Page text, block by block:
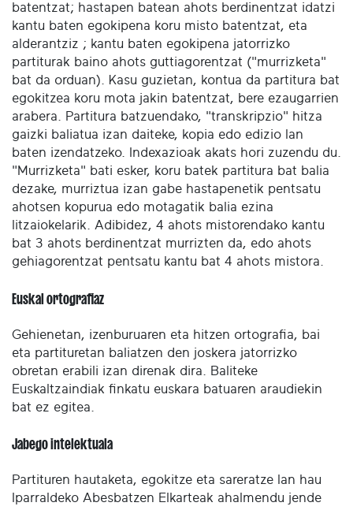
batentzat; hastapen batean ahots berdinentzat idatzi
kantu baten egokipena koru misto batentzat, eta
alderantziz ; kantu baten egokipena jatorrizko
partiturak baino ahots guttiagorentzat ("murrizketa"
bat da orduan). Kasu guzietan, kontua da partitura bat
egokitzea koru mota jakin batentzat, bere ezaugarrien
arabera. Partitura batzuendako, "transkripzio" hitza
gaizki baliatua izan daiteke, kopia edo edizio lan
baten izendatzeko. Indexazioak akats hori zuzendu du.
"Murrizketa" bati esker, koru batek partitura bat balia
dezake, murriztua izan gabe hastapenetik pentsatu
ahotsen kopurua edo motagatik balia ezina
litzaiokelarik. Adibidez, 4 ahots mistorendako kantu
bat 3 ahots berdinentzat murrizten da, edo ahots
gehiagorentzat pentsatu kantu bat 4 ahots mistora.
Euskal ortografiaz
Gehienetan, izenburuaren eta hitzen ortografia, bai
eta partituretan baliatzen den joskera jatorrizko
obretan erabili izan direnak dira. Baliteke
Euskaltzaindiak finkatu euskara batuaren araudiekin
bat ez egitea.
Jabego intelektuala
Partituren hautaketa, egokitze eta sareratze lan hau
Iparraldeko Abesbatzen Elkarteak ahalmendu jende